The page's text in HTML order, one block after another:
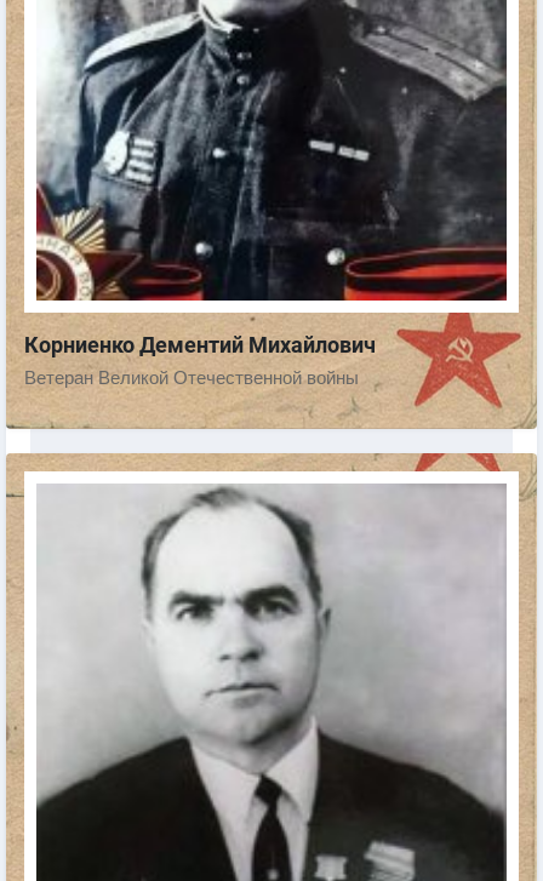
Корниенко Дементий Михайлович
Ветеран Великой Отечественной войны